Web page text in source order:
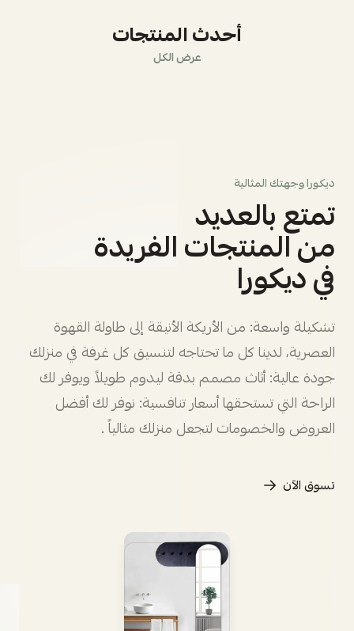
أحدث المنتجات
عرض الكل
ديكورا وجهتك المثالية
تمتع بالعديد
من المنتجات الفريدة
في ديكورا
تشكيلة واسعة: من الأريكة الأنيقة إلى طاولة القهوة
العصرية، لدينا كل ما تحتاجه لتنسيق كل غرفة في منزلك
جودة عالية: أثاث مصمم بدقة ليدوم طويلاً ويوفر لك
الراحة التي تستحقها أسعار تنافسية: نوفر لك أفضل
العروض والخصومات لتجعل منزلك مثالياً .
تسوق الآن